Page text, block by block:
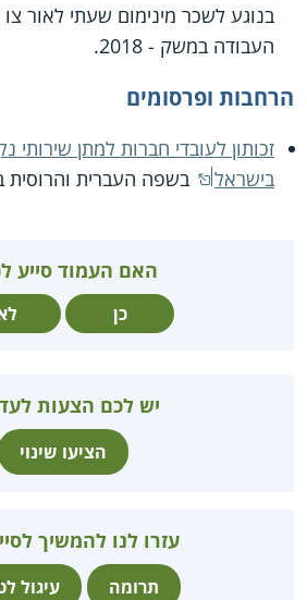
בנוגע לשכר מינימום שעתי לאור
העבודה במשק - 2018.
הרחבות ופרסומים
זכותון לעובדי חברות למתן שירותי
בישראל
בשפה העברית והרוסית
האם העמוד סייע
כן
יש לכם הצעות
הציעו שינוי
עזרו לנו להמשיך
תרומה עיגול